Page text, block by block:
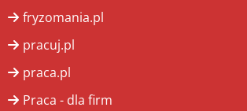
fryzomania.pl
pracuj.pl
praca.pl
Praca - dla firm